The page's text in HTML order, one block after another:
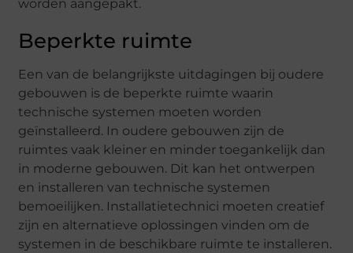
worden aangepakt.
Beperkte ruimte
Een van de belangrijkste uitdagingen bij oudere
gebouwen is de beperkte ruimte waarin
technische systemen moeten worden
geïnstalleerd. In oudere gebouwen zijn de
ruimtes vaak kleiner en minder toegankelijk dan
in moderne gebouwen. Dit kan het ontwerpen
en installeren van technische systemen
bemoeilijken. Installatietechnici moeten creatief
zijn en alternatieve oplossingen vinden om de
systemen in de beschikbare ruimte te installeren.